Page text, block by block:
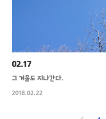
02.17
그 겨울도 지나간다.
2018.02.22